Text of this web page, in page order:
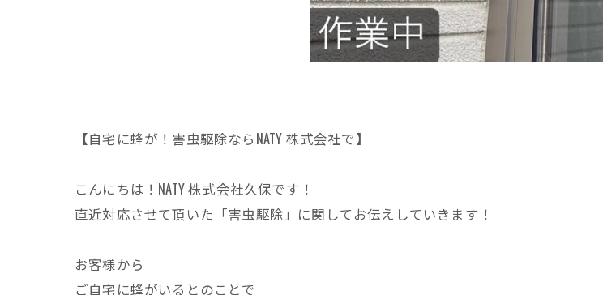
【自宅に蜂が！害虫駆除ならNATY 株式会社で】
こんにちは！NATY 株式会社久保です！
直近対応させて頂いた「害虫駆除」に関してお伝えしていきます！
お客様から
ご自宅に蜂がいるとのことで